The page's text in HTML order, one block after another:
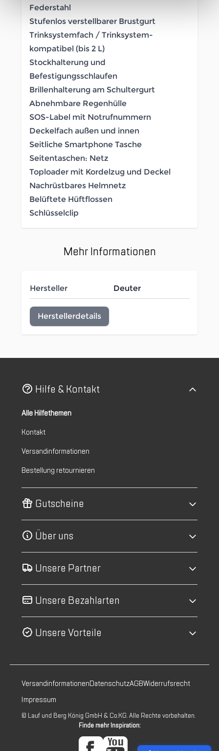
Federstahl
Stufenlos verstellbarer Brustgurt
Trinksystemfach / Trinksystem-
kompatibel (bis 2 L)
Stockhalterung und
Befestigungsschlaufen
Brillenhalterung am Schultergurt
Abnehmbare Regenhülle
SOS-Label mit Notrufnummern
Deckelfach außen und innen
Seitliche Smartphone Tasche
Seitentaschen: Netz
Toploader mit Kordelzug und Deckel
Nachrüstbares Helmnetz
Belüftete Hüftflossen
Schlüsselclip
Mehr Informationen
Hersteller Deuter
Herstellerdetails
Hilfe & Kontakt
Alle Hilfethemen
Kontakt
Versandinformationen
Bestellung retournieren
Gutscheine
Über uns
Unsere Partner
Unsere Bezahlarten
Unsere Vorteile
VersandinformationenDatenschutzAGBWiderrufsrecht
Impressum
© Lauf und Berg König GmbH & Co.KG. Alle Rechte vorbehalten.
Finde mehr Inspiration: